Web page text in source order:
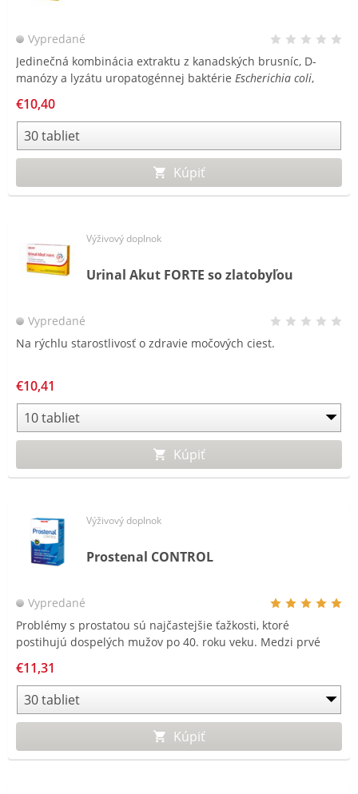
Vypredané
Jedinečná kombinácia extraktu z kanadských brusníc, D-
manózy a lyzátu uropatogénnej baktérie Escherichia coli,
€10,40
Kúpiť
Výživový doplnok
Urinal Akut FORTE so zlatobyľou
Vypredané
Na rýchlu starostlivosť o zdravie močových ciest.
€10,41
Kúpiť
Výživový doplnok
Prostenal CONTROL
Vypredané
Problémy s prostatou sú najčastejšie ťažkosti, ktoré
postihujú dospelých mužov po 40. roku veku. Medzi prvé
problémy s prostatou sa často spájajú s vyšším rizikom
vývoja ťažkostí s potenciou.
€11,31
Kúpiť